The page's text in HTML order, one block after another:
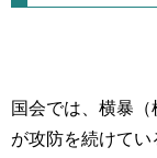
国会では、横暴
が攻防を続けて